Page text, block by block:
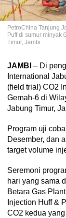
PetroChina Tanjung
Puff di sumur minyak
Timur, Jambi
JAMBI – Di
International
(field trial) CO2
Gemah-6 di
Jabung Timur,
Program uji
Desember, dan
target volume
Seremoni
hari yang sama
Betara Gas
Injection Huff &
CO2 kedua